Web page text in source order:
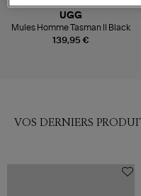
139,95 €
UGG
Mules Homme Tasman II Black
VOS DERNIERS